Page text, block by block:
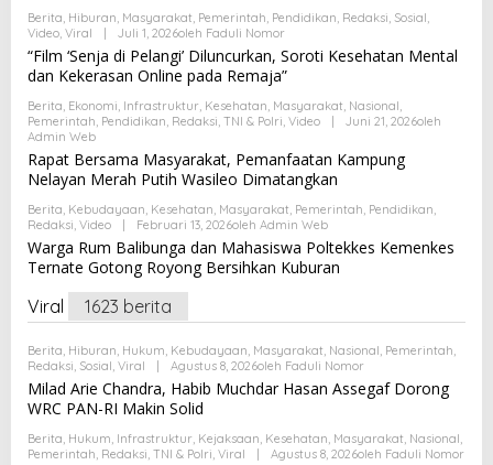
Berita, Hiburan, Masyarakat, Pemerintah, Pendidikan, Redaksi, Sosial,
Video, Viral Juli 1, 2026Oleh Faduli Nomor
“Film ‘Senja di Pelangi’ Diluncurkan, Soroti Kesehatan Mental
dan Kekerasan Online pada Remaja”
Berita, Ekonomi, Infrastruktur, Kesehatan, Masyarakat, Nasional,
Pemerintah, Pendidikan, Redaksi, TNI & Polri, Video Juni 21, 2026Oleh
Admin Web
Rapat Bersama Masyarakat, Pemanfaatan Kampung
Nelayan Merah Putih Wasileo Dimatangkan
Berita, Kebudayaan, Kesehatan, Masyarakat, Pemerintah, Pendidikan,
Redaksi, Video Februari 13, 2026Oleh Admin Web
Warga Rum Balibunga dan Mahasiswa Poltekkes Kemenkes
Ternate Gotong Royong Bersihkan Kuburan
Viral 1623 berita
Berita, Hiburan, Hukum, Kebudayaan, Masyarakat, Nasional, Pemerintah,
Redaksi, Sosial, Viral Agustus 8, 2026Oleh Faduli Nomor
Milad Arie Chandra, Habib Muchdar Hasan Assegaf Dorong
WRC PAN-RI Makin Solid
Berita, Hukum, Infrastruktur, Kejaksaan, Kesehatan, Masyarakat, Nasional,
Pemerintah, Redaksi, TNI & Polri, Viral Agustus 8, 2026Oleh Faduli Nomor